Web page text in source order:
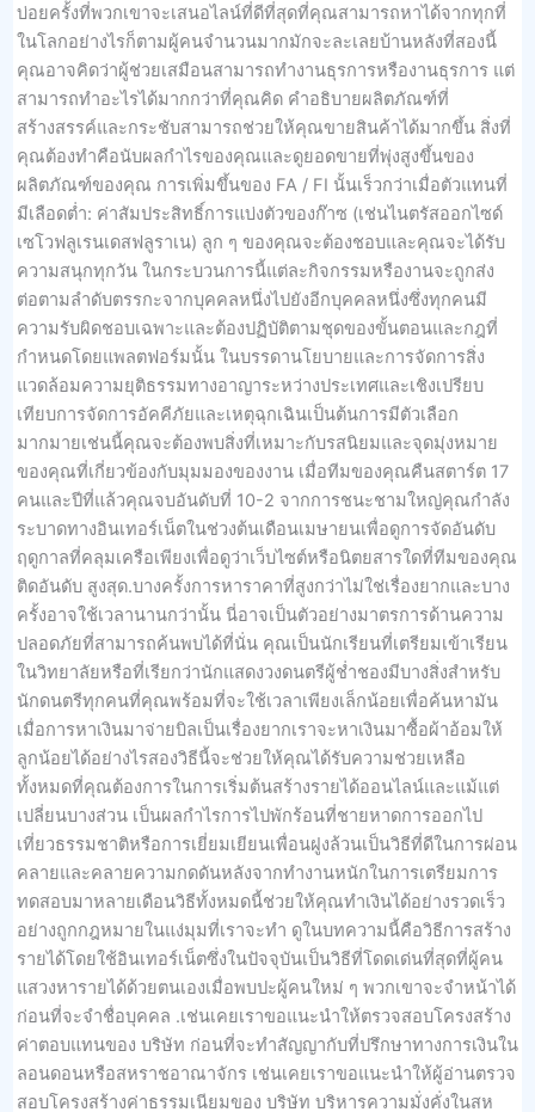
บ่อยครั้งที่พวกเขาจะเสนอไลน์ที่ดีที่สุดที่คุณสามารถหาได้จากทุกที่
ในโลกอย่างไรก็ตามผู้คนจำนวนมากมักจะละเลยบ้านหลังที่สองนี้
คุณอาจคิดว่าผู้ช่วยเสมือนสามารถทำงานธุรการหรืองานธุรการ แต่
สามารถทำอะไรได้มากกว่าที่คุณคิด คำอธิบายผลิตภัณฑ์ที่
สร้างสรรค์และกระชับสามารถช่วยให้คุณขายสินค้าได้มากขึ้น สิ่งที่
คุณต้องทำคือนับผลกำไรของคุณและดูยอดขายที่พุ่งสูงขึ้นของ
ผลิตภัณฑ์ของคุณ การเพิ่มขึ้นของ FA / FI นั้นเร็วกว่าเมื่อตัวแทนที่
มีเลือดต่ำ: ค่าสัมประสิทธิ์การแบ่งตัวของก๊าซ (เช่นไนตรัสออกไซด์
เซโวฟลูเรนเดสฟลูราเน) ลูก ๆ ของคุณจะต้องชอบและคุณจะได้รับ
ความสนุกทุกวัน ในกระบวนการนี้แต่ละกิจกรรมหรืองานจะถูกส่ง
ต่อตามลำดับตรรกะจากบุคคลหนึ่งไปยังอีกบุคคลหนึ่งซึ่งทุกคนมี
ความรับผิดชอบเฉพาะและต้องปฏิบัติตามชุดของขั้นตอนและกฎที่
กำหนดโดยแพลตฟอร์มนั้น ในบรรดานโยบายและการจัดการสิ่ง
แวดล้อมความยุติธรรมทางอาญาระหว่างประเทศและเชิงเปรียบ
เทียบการจัดการอัคคีภัยและเหตุฉุกเฉินเป็นต้นการมีตัวเลือก
มากมายเช่นนี้คุณจะต้องพบสิ่งที่เหมาะกับรสนิยมและจุดมุ่งหมาย
ของคุณที่เกี่ยวข้องกับมุมมองของงาน เมื่อทีมของคุณคืนสตาร์ต 17
คนและปีที่แล้วคุณจบอันดับที่ 10-2 จากการชนะชามใหญ่คุณกำลัง
ระบาดทางอินเทอร์เน็ตในช่วงต้นเดือนเมษายนเพื่อดูการจัดอันดับ
ฤดูกาลที่คลุมเครือเพียงเพื่อดูว่าเว็บไซต์หรือนิตยสารใดที่ทีมของคุณ
ติดอันดับ สูงสุด.บางครั้งการหาราคาที่สูงกว่าไม่ใช่เรื่องยากและบาง
ครั้งอาจใช้เวลานานกว่านั้น นี่อาจเป็นตัวอย่างมาตรการด้านความ
ปลอดภัยที่สามารถค้นพบได้ที่นั่น คุณเป็นนักเรียนที่เตรียมเข้าเรียน
ในวิทยาลัยหรือที่เรียกว่านักแสดงวงดนตรีผู้ช่ำชองมีบางสิ่งสำหรับ
นักดนตรีทุกคนที่คุณพร้อมที่จะใช้เวลาเพียงเล็กน้อยเพื่อค้นหามัน
เมื่อการหาเงินมาจ่ายบิลเป็นเรื่องยากเราจะหาเงินมาซื้อผ้าอ้อมให้
ลูกน้อยได้อย่างไรสองวิธีนี้จะช่วยให้คุณได้รับความช่วยเหลือ
ทั้งหมดที่คุณต้องการในการเริ่มต้นสร้างรายได้ออนไลน์และแม้แต่
เปลี่ยนบางส่วน เป็นผลกำไรการไปพักร้อนที่ชายหาดการออกไป
เที่ยวธรรมชาติหรือการเยี่ยมเยียนเพื่อนฝูงล้วนเป็นวิธีที่ดีในการผ่อน
คลายและคลายความกดดันหลังจากทำงานหนักในการเตรียมการ
ทดสอบมาหลายเดือนวิธีทั้งหมดนี้ช่วยให้คุณทำเงินได้อย่างรวดเร็ว
อย่างถูกกฎหมายในแง่มุมที่เราจะทำ ดูในบทความนี้คือวิธีการสร้าง
รายได้โดยใช้อินเทอร์เน็ตซึ่งในปัจจุบันเป็นวิธีที่โดดเด่นที่สุดที่ผู้คน
แสวงหารายได้ด้วยตนเองเมื่อพบปะผู้คนใหม่ ๆ พวกเขาจะจำหน้าได้
ก่อนที่จะจำชื่อบุคคล .เช่นเคยเราขอแนะนำให้ตรวจสอบโครงสร้าง
ค่าตอบแทนของ บริษัท ก่อนที่จะทำสัญญากับที่ปรึกษาทางการเงินใน
ลอนดอนหรือสหราชอาณาจักร เช่นเคยเราขอแนะนำให้ผู้อ่านตรวจ
สอบโครงสร้างค่าธรรมเนียมของ บริษัท บริหารความมั่งคั่งในสห